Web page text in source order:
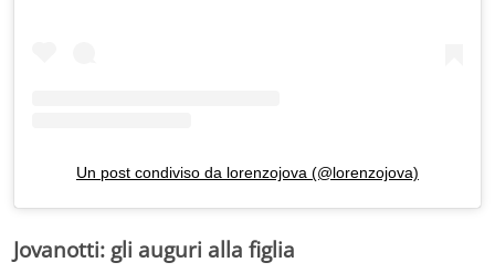
Un post condiviso da lorenzojova (@lorenzojova)
Jovanotti: gli auguri alla figlia